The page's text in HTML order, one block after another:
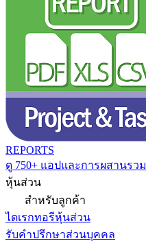
REPORTS
ดู 750+ แอปและการผสานรวม
หุ้นส่วน
สำหรับลูกค้า
ไดเรกทอรีหุ้นส่วน
รับคำปรึกษาส่วนบุคคล